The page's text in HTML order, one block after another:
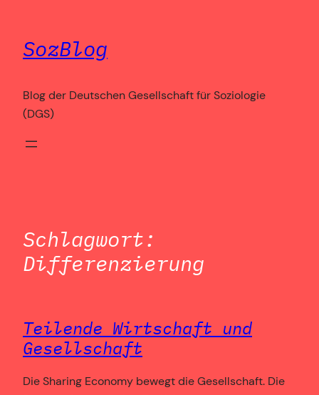
springen
SozBlog
Blog der Deutschen Gesellschaft für Soziologie
(DGS)
Schlagwort:
Differenzierung
Teilende Wirtschaft und
Gesellschaft
Die Sharing Economy bewegt die Gesellschaft. Die